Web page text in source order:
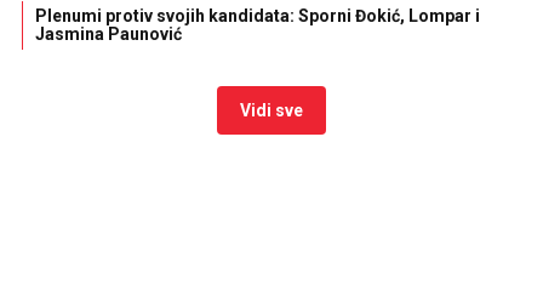
Plenumi protiv svojih kandidata: Sporni Đokić, Lompar i
Jasmina Paunović
Vidi sve